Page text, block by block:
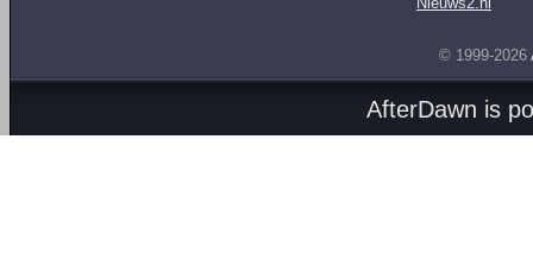
© 1999-2026
AfterDawn is